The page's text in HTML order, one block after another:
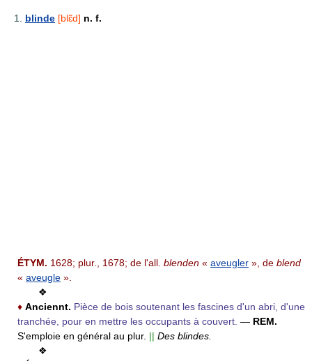
1. blinde [blɛ̃d] n. f.
ÉTYM. 1628; plur., 1678; de l'all. blenden « aveugler », de blend
« aveugle ».
❖
♦ Anciennt. Pièce de bois soutenant les fascines d'un abri, d'une
tranchée, pour en mettre les occupants à couvert. — REM.
S'emploie en général au plur. || Des blindes.
❖